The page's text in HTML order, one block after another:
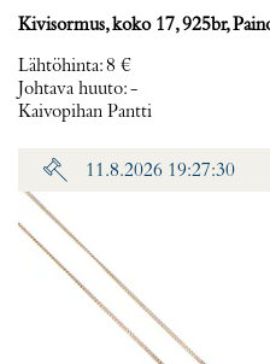
Kivisormus, koko 17, 925br,
Lähtöhinta:8 €
Johtava huuto:-
Kaivopihan Pantti
11.8.2026 19:27:30